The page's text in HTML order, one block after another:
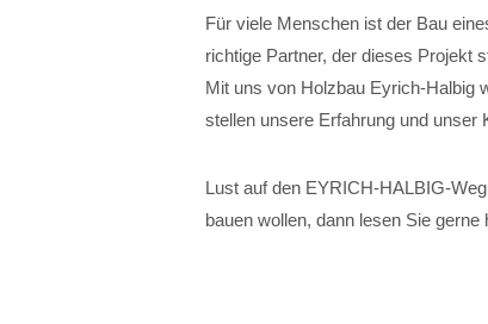
Für viele Menschen ist der Bau
richtige Partner, der dieses Projekt
Mit uns von Holzbau Eyrich-Halbig
stellen unsere Erfahrung und unser
Lust auf den EYRICH-HALBIG-
bauen wollen, dann lesen Sie gerne